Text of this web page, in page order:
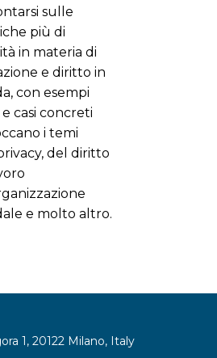
sulle
più di
in materia di
e diritto in
con esempi
casi concreti
i temi
del diritto
e molto altro.
1, 20122 Milano, Italy